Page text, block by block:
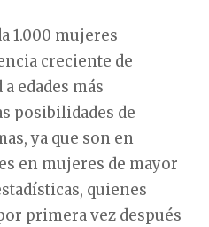
1.000 mujeres
creciente de
edades más
posibilidades de
ya que son en
en mujeres de mayor
quienes
primera vez después